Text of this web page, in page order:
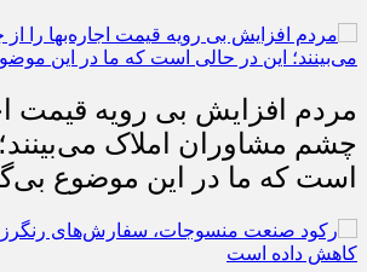
مردم افزایش بی رویه قیمت
چشم مشاوران املاک
است که ما در این موضوع